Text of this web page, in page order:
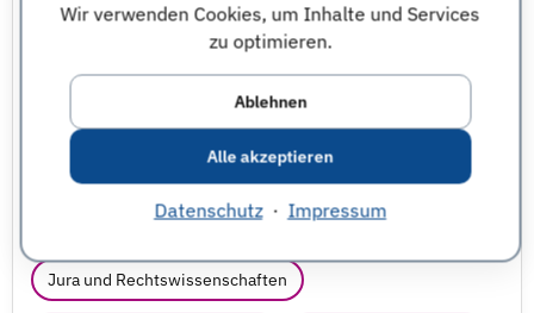
Wir verwenden Cookies, um Inhalte und Services
zu optimieren.
Ablehnen
Alle akzeptieren
Datenschutz· Impressum
Praktika KPMG AG Wirtschaftsprüfungsgesellschaft
und weitere
BWL Controlling & Rechnungswesen
Informatik - sonstige
Jura und Rechtswissenschaften